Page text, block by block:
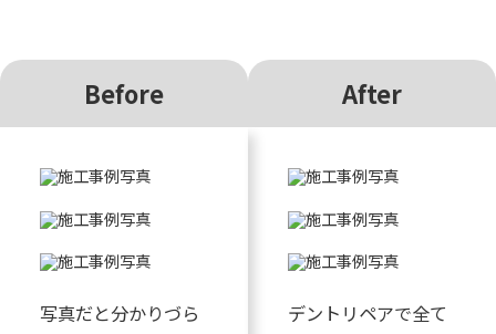
Before
写真だと分かりづら
After
デントリペアで全て